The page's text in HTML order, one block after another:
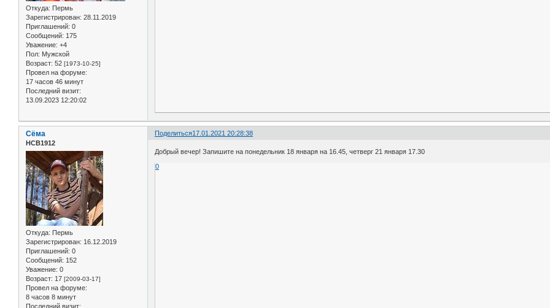
Откуда: Пермь
Зарегистрирован: 28.11.2019
Приглашений: 0
Сообщений: 175
Уважение: +4
Пол: Мужской
Возраст: 52 [1973-10-25]
Провел на форуме:
17 часов 46 минут
Последний визит:
13.09.2023 12:20:02
Поделиться17.01.2021 20:28:38
Сёма
НСВ1912
Откуда: Пермь
Зарегистрирован: 16.12.2019
Приглашений: 0
Сообщений: 152
Уважение: 0
Возраст: 17 [2009-03-17]
Провел на форуме:
8 часов 8 минут
Последний визит:
Добрый вечер! Запишите на понедельник 18 января на 16.45, четверг 21 января 17.30
0